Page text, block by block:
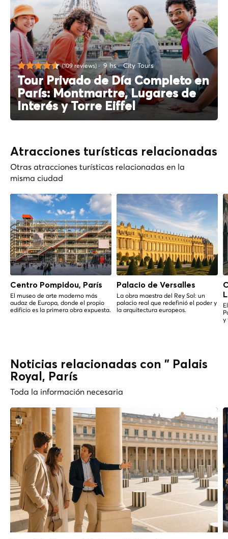
(109 reviews) 9 hs City Tours
Tour Privado de Día Completo en
París: Montmartre, Lugares de
Interés y Torre Eiffel
Atracciones turísticas relacionadas
Otras atracciones turísticas relacionadas en la
misma ciudad
Centro Pompidou, París
El museo de arte moderno más
audaz de Europa, donde el propio
edificio es la primera obra expuesta.
Palacio de Versalles
La obra maestra del Rey Sol: un
palacio real que redefinió el poder y
la arquitectura europeos.
y
Noticias relacionadas con " Palais
Royal, París
Toda la información necesaria